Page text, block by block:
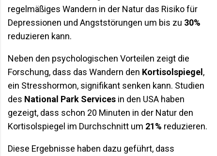
regelmäßiges Wandern in der Natur das Risiko für
Depressionen und Angststörungen um bis zu 30%
reduzieren kann.
Neben den psychologischen Vorteilen zeigt die
Forschung, dass das Wandern den Kortisolspiegel,
ein Stresshormon, signifikant senken kann. Studien
des National Park Services in den USA haben
gezeigt, dass schon 20 Minuten in der Natur den
Kortisolspiegel im Durchschnitt um 21% reduzieren.
Diese Ergebnisse haben dazu geführt, dass